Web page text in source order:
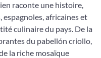
raconte une histoire,
africaines et
culinaire du pays. De la
du pabellón criollo,
la riche mosaïque